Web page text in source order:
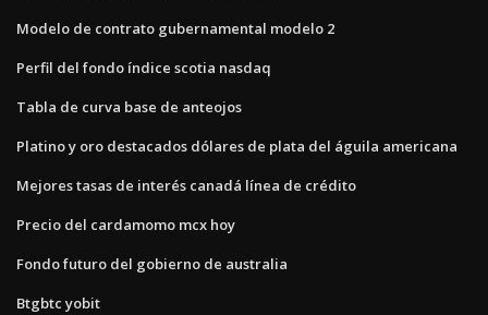
Modelo de contrato gubernamental modelo 2
Perfil del fondo índice scotia nasdaq
Tabla de curva base de anteojos
Platino y oro destacados dólares de plata del águila americana
Mejores tasas de interés canadá línea de crédito
Precio del cardamomo mcx hoy
Fondo futuro del gobierno de australia
Btgbtc yobit